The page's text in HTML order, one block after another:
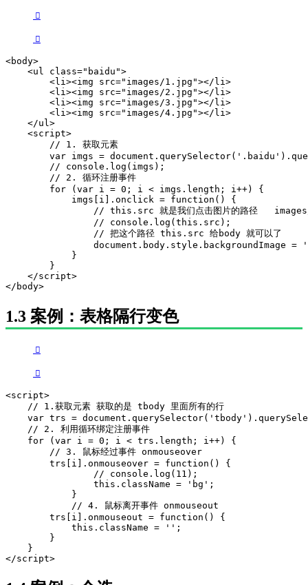
<body>
    <ul class="baidu">
        <li><img src="images/1.jpg"></li>
        <li><img src="images/2.jpg"></li>
        <li><img src="images/3.jpg"></li>
        <li><img src="images/4.jpg"></li>
    </ul>
    <script>
        // 1. 获取元素
var imgs =
        // console.log(imgs);
        // 2. 循环注册事件
        for (var i = 0; i < imgs.length; i++) {
            imgs[i].onclick = function() {
// this.src 就是我们点击图片的路径
                // console.log(this.src);
                // 把这个路径 this.src 给body 就可以了
document.body.style.backgroundImage =
            }
        }
    </script>
</body>
1.3 案例：表格隔行变色
<script>
    // 1.获取元素 获取的是 tbody 里面所有的行
var trs =
    // 2. 利用循环绑定注册事件
    for (var i = 0; i < trs.length; i++) {
        // 3. 鼠标经过事件 onmouseover
        trs[i].onmouseover = function() {
                // console.log(11);
                this.className = 'bg';
            }
            // 4. 鼠标离开事件 onmouseout
        trs[i].onmouseout = function() {
            this.className = '';
        }
    }
</script>